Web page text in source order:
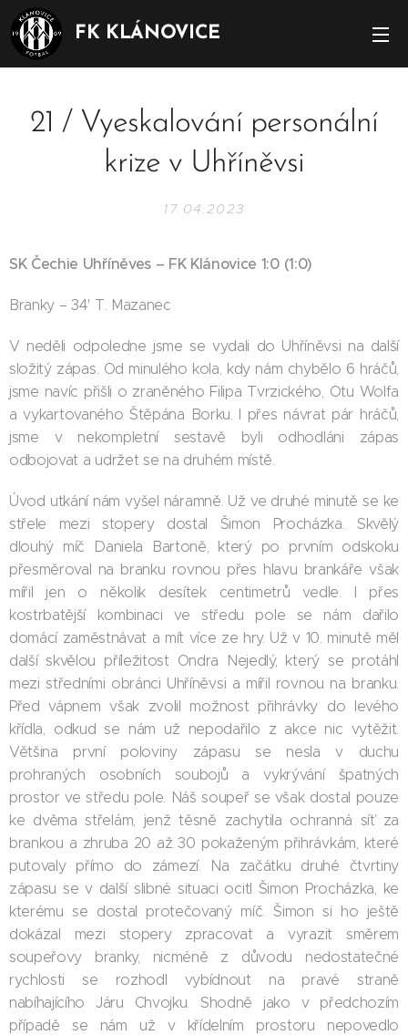
FK KLÁNOVICE
21 / Vyeskalování personální
krize v Uhříněvsi
17.04.2023
SK Čechie Uhříněves – FK Klánovice 1:0 (1:0)
Branky – 34' T. Mazanec
V neděli odpoledne jsme se vydali do Uhříněvsi na další
složitý zápas. Od minulého kola, kdy nám chybělo 6 hráčů,
jsme navíc přišli o zraněného Filipa Tvrzického, Otu Wolfa
a vykartovaného Štěpána Borku. I přes návrat pár hráčů,
jsme v nekompletní sestavě byli odhodláni zápas
odbojovat a udržet se na druhém místě.
Úvod utkání nám vyšel náramně. Už ve druhé minutě se ke
střele mezi stopery dostal Šimon Procházka. Skvělý
dlouhý míč Daniela Bartoně, který po prvním odskoku
přesměroval na branku rovnou přes hlavu brankáře však
mířil jen o několik desítek centimetrů vedle. I přes
kostrbatější kombinaci ve středu pole se nám dařilo
domácí zaměstnávat a mít více ze hry. Už v 10. minutě měl
další skvělou příležitost Ondra Nejedlý, který se protáhl
mezi středními obránci Uhříněvsi a mířil rovnou na branku.
Před vápnem však zvolil možnost přihrávky do levého
křídla, odkud se nám už nepodařilo z akce nic vytěžit.
Většina první poloviny zápasu se nesla v duchu
prohraných osobních soubojů a vykrývání špatných
prostor ve středu pole. Náš soupeř se však dostal pouze
ke dvěma střelám, jenž těsně zachytila ochranná síť za
brankou a zhruba 20 až 30 pokaženým přihrávkám, které
putovaly přímo do zámezí. Na začátku druhé čtvrtiny
zápasu se v další slibné situaci ocitl Šimon Procházka, ke
kterému se dostal protečovaný míč. Šimon si ho ještě
dokázal mezi stopery zpracovat a vyrazit směrem
soupeřovy branky, nicméně z důvodu nedostatečné
rychlosti se rozhodl vybídnout na pravé straně
nabíhajícího Járu Chvojku. Shodně jako v předchozím
případě se nám už v křídelním prostoru nepovedlo